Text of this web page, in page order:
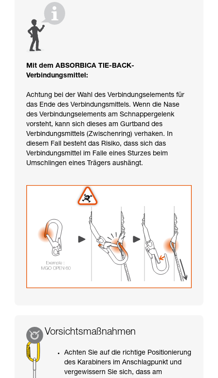
Mit dem ABSORBICA TIE-BACK-
Verbindungsmittel:
Achtung bei der Wahl des Verbindungselements für
das Ende des Verbindungsmittels. Wenn die Nase
des Verbindungselements am Schnappergelenk
vorsteht, kann sich dieses am Gurtband des
Verbindungsmittels (Zwischenring) verhaken. In
diesem Fall besteht das Risiko, dass sich das
Verbindungsmittel im Falle eines Sturzes beim
Umschlingen eines Trägers aushängt.
Vorsichtsmaßnahmen
Achten Sie auf die richtige Positionierung
des Karabiners im Anschlagpunkt und
vergewissern Sie sich, dass am